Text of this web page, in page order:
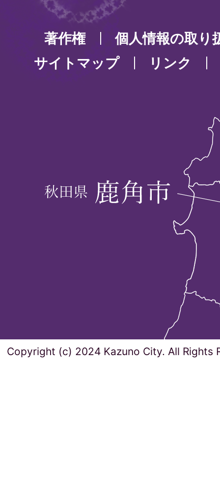
著作権
個人情報の取り
サイトマップ
リンク
Copyright (c) 2024 Kazuno City. All Rights